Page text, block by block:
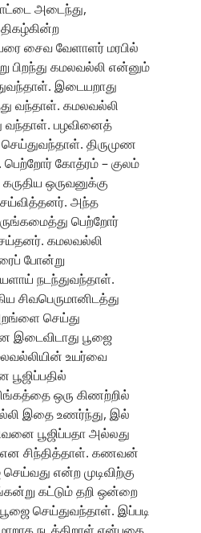
அடைந்து,
சைவ வேளாளர் மரபில்
பிறந்து கமலவல்லி என்னும்
இடையறாது
வந்தாள். கமலவல்லி
வந்தாள். பழவினைத்
திருமுண
கோத்ரம் – குலம்
ஒருவனுக்கு
அந்த
பெற்றோர்
கமலவல்லி
போன்று
நடந்துவந்தாள்.
சிவபெருமானிடத்து
செய்து
இடைவிடாது பூஜை
உயர்வை
ஒரு கிணற்றில்
இதை உணர்ந்து, இல்
பூஜிப்பதா அல்லது
என சிந்தித்தாள். கணவன்
என்ற முடிவிற்கு
கட்டும் தறி ஒன்றை
செய்துவந்தாள். இப்படி